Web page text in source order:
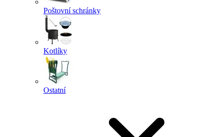
Poštovní schránky
Kotlíky
Ostatní